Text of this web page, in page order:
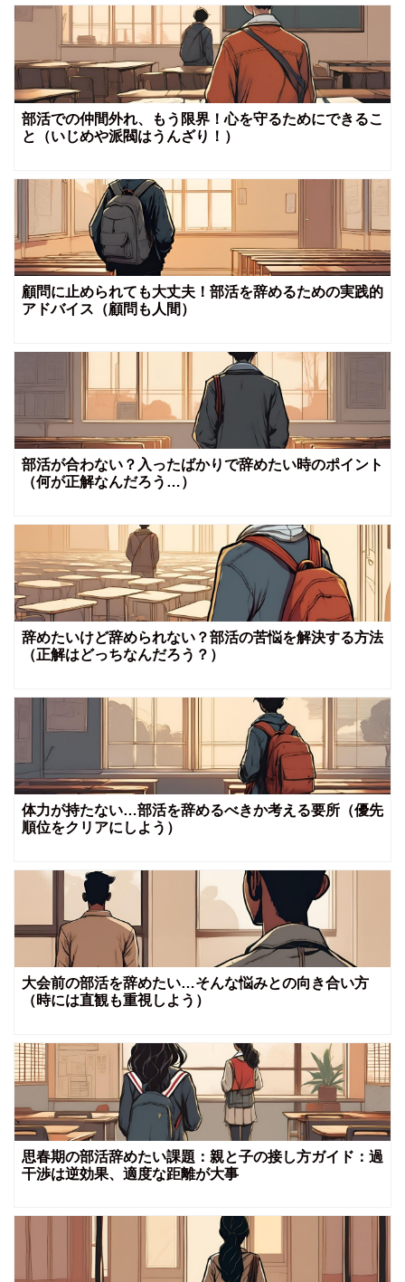
部活での仲間外れ、もう限界！心を守るためにできるこ
と（いじめや派閥はうんざり！）
顧問に止められても大丈夫！部活を辞めるための実践的
アドバイス（顧問も人間）
部活が合わない？入ったばかりで辞めたい時のポイント
（何が正解なんだろう…）
辞めたいけど辞められない？部活の苦悩を解決する方法
（正解はどっちなんだろう？）
体力が持たない…部活を辞めるべきか考える要所（優先
順位をクリアにしよう）
大会前の部活を辞めたい…そんな悩みとの向き合い方
（時には直観も重視しよう）
思春期の部活辞めたい課題：親と子の接し方ガイド：過
干渉は逆効果、適度な距離が大事